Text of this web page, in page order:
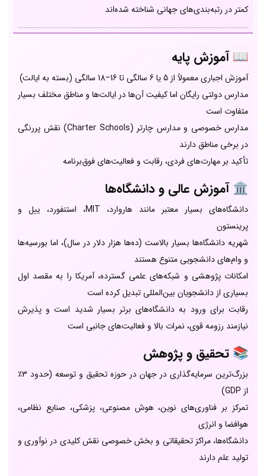
کمتر در رتبه‌بندی‌های جهانی شناخته شده‌اند
📖آموزش پایه
آموزش اجباری معمولاً از 5 یا 6 سالگی تا 16–18 سالگی (بسته به ایالت)
مدارس دولتی رایگان اما کیفیت آن‌ها در ایالت‌ها و مناطق مختلف بسیار
متفاوت است
مدارس خصوصی و مدارس چارتر (Charter Schools) نقش پررنگی
در برخی مناطق دارند
تأکید بر مهارت‌های فردی، رقابت و فعالیت‌های فوق‌برنامه
🏛️آموزش عالی و دانشگاه‌ها
دانشگاه‌های بسیار معتبر مانند هاروارد، MIT، استنفورد، ییل و
پرینستون
شهریه دانشگاه‌ها بسیار بالاست (ده‌ها هزار دلار در سال)، اما بورسیه‌ها
و وام‌های دانشجویی متنوع هستند
امکانات پژوهشی و شبکه‌های علمی گسترده، آمریکا را به مقصد اول
بسیاری از دانشجویان بین‌المللی تبدیل کرده است
رقابت برای ورود به دانشگاه‌های برتر بسیار شدید است و پذیرش
نیازمند رزومه قوی، نمرات بالا و فعالیت‌های جانبی است
📚 تحقیق و پژوهش
بزرگ‌ترین سرمایه‌گذاری در جهان در حوزه تحقیق و توسعه (حدود 3٪
از GDP)
تمرکز بر فناوری‌های نوین، هوش مصنوعی، پزشکی، صنایع نظامی،
هوافضا و انرژی
دانشگاه‌ها، مراکز تحقیقاتی و بخش خصوصی نقش کلیدی در نوآوری و
تولید علم دارند